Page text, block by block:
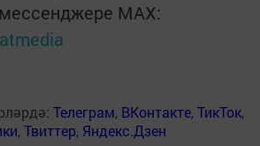
MАХ:
Телеграм, ВКонтакте,ТикТок,
,Твиттер, Яндекс.Дзен